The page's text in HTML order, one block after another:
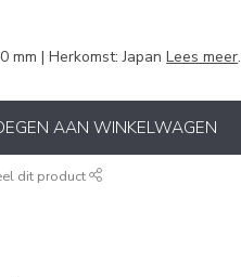
mm | Herkomst: JapanLees meer.
AAN WINKELWAGEN
dit product